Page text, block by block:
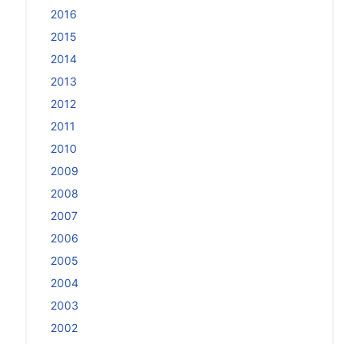
2016
2015
2014
2013
2012
2011
2010
2009
2008
2007
2006
2005
2004
2003
2002